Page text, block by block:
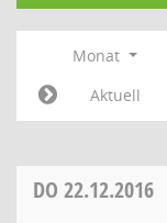
Monat
Aktuell
DO 22.12.2016